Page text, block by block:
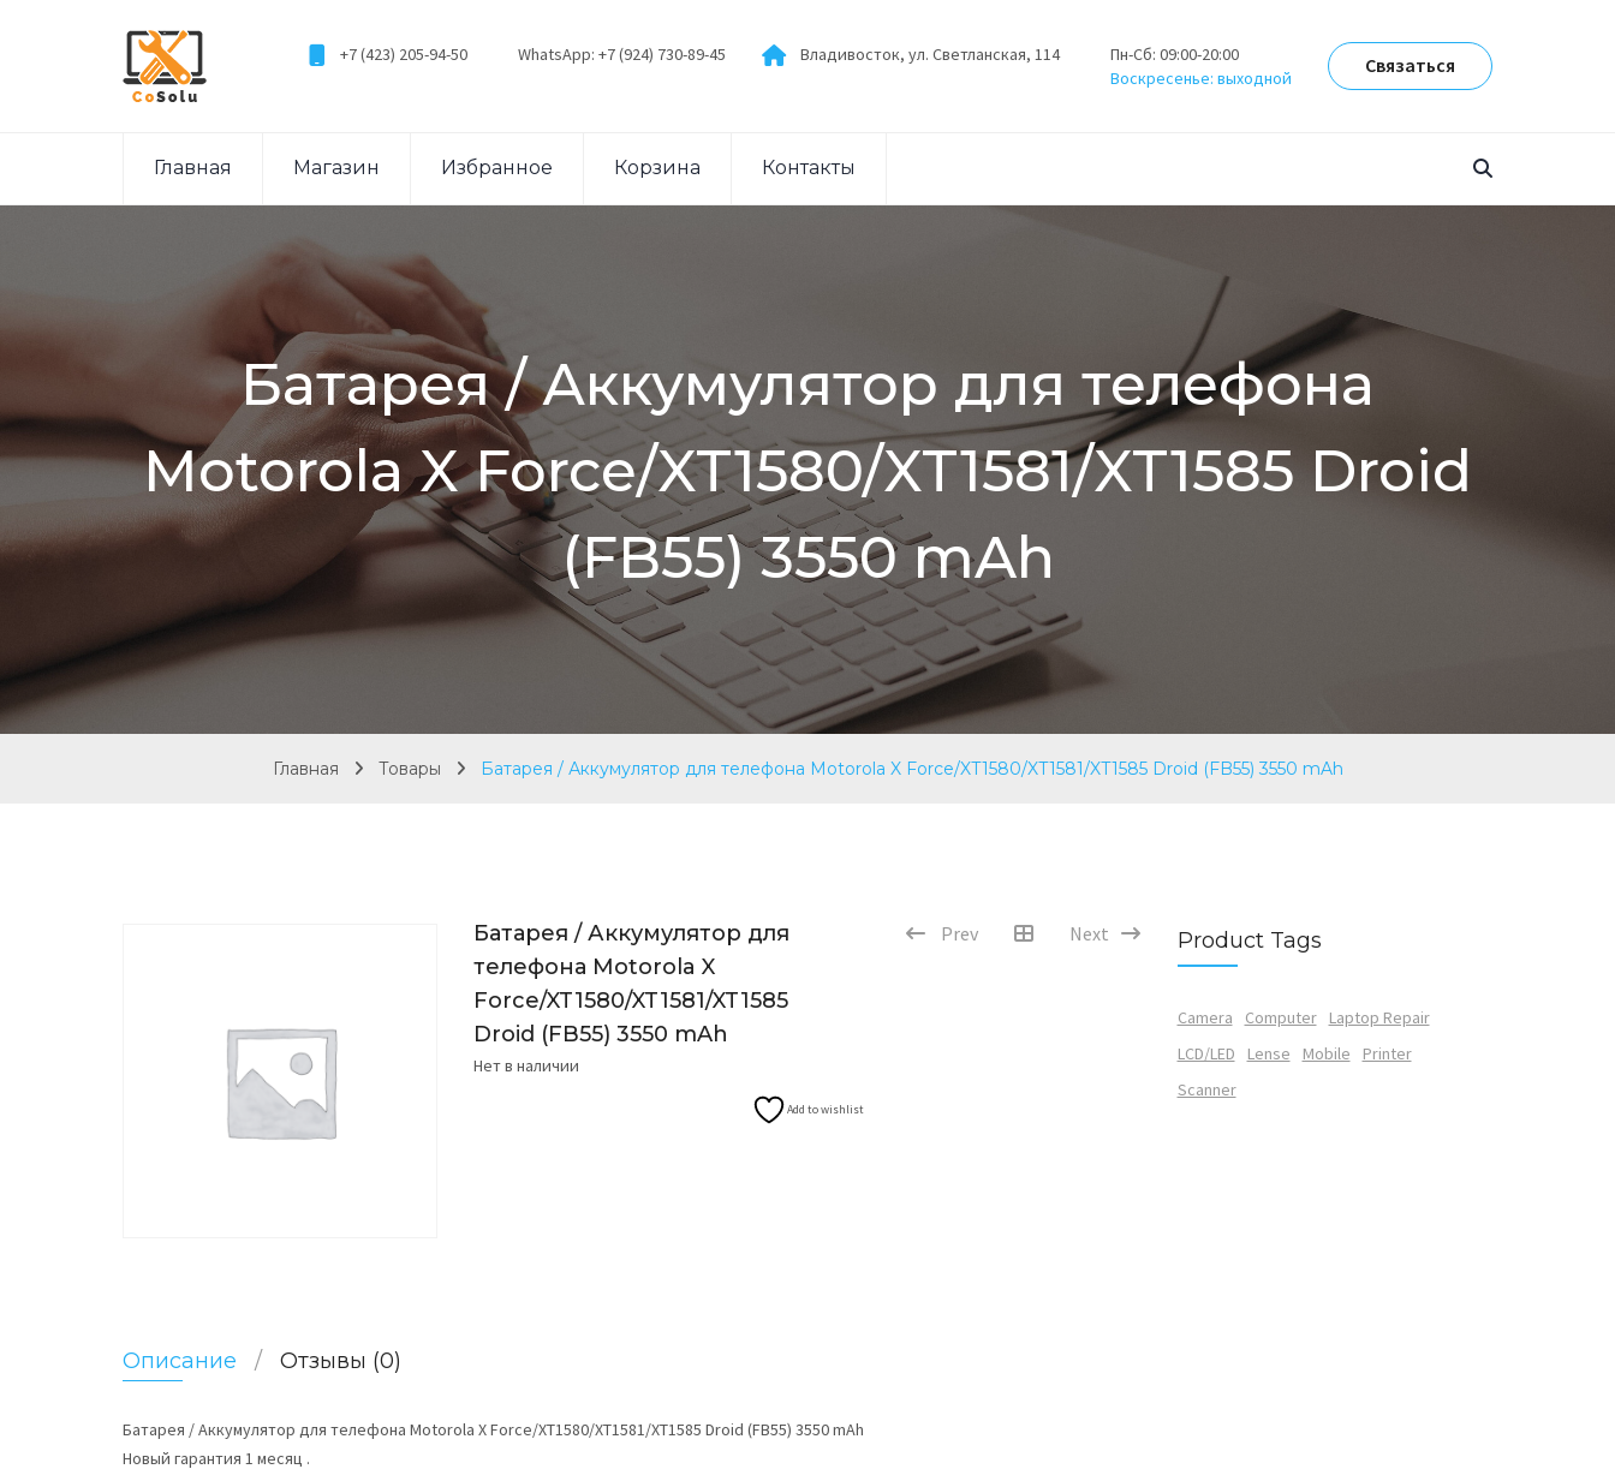
+7 (423) 205-94-50 WhatsApp: +7 (924) 730-89-45 Владивосток, ул. Светланская, 114
Пн-Сб: 09:00-20:00
Воскресенье: выходной
Связаться
Главная Магазин Избранное Корзина Контакты
Батарея / Аккумулятор для телефона
Motorola X Force/XT1580/XT1581/XT1585 Droid
(FB55) 3550 mAh
Главная Товары Батарея / Аккумулятор для телефона Motorola X Force/XT1580/XT1581/XT1585 Droid (FB55) 3550 mAh
Prev Next
Батарея / Аккумулятор для
телефона Motorola X
Force/XT1580/XT1581/XT1585
Droid (FB55) 3550 mAh
Нет в наличии
Add to wishlist
Описание Отзывы (0)
Батарея / Аккумулятор для телефона Motorola X Force/XT1580/XT1581/XT1585 Droid (FB55) 3550 mAh
Новый гарантия 1 месяц .
Product Tags
Camera Computer
Laptop Repair
LCD/LED
Lense Mobile
Printer
Scanner